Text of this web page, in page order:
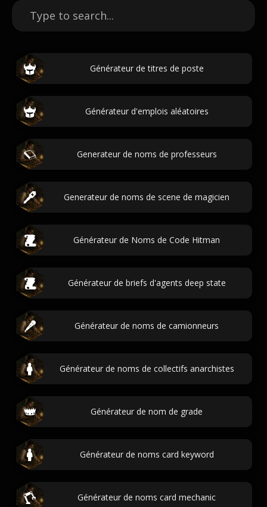
Générateur de titres de poste
Générateur d'emplois aléatoires
Generateur de noms de professeurs
Generateur de noms de scene de magicien
Générateur de Noms de Code Hitman
Générateur de briefs d'agents deep state
Générateur de noms de camionneurs
Générateur de noms de collectifs anarchistes
Générateur de nom de grade
Générateur de noms card keyword
Générateur de noms card mechanic